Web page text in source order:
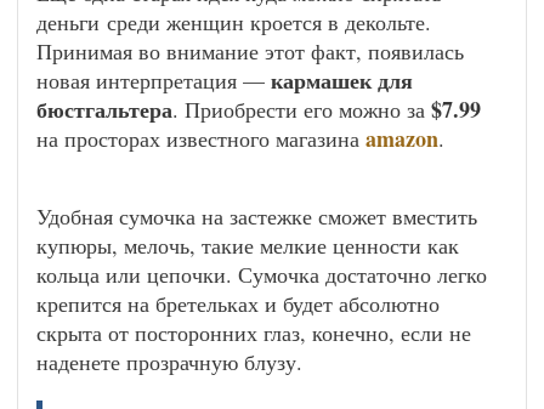
деньги среди женщин кроется в декольте.
Принимая во внимание этот факт, появилась
новая интерпретация — кармашек для
бюстгальтера. Приобрести его можно за $7.99
на просторах известного магазина amazon.
Удобная сумочка на застежке сможет вместить
купюры, мелочь, такие мелкие ценности как
кольца или цепочки. Сумочка достаточно легко
крепится на бретельках и будет абсолютно
скрыта от посторонних глаз, конечно, если не
наденете прозрачную блузу.